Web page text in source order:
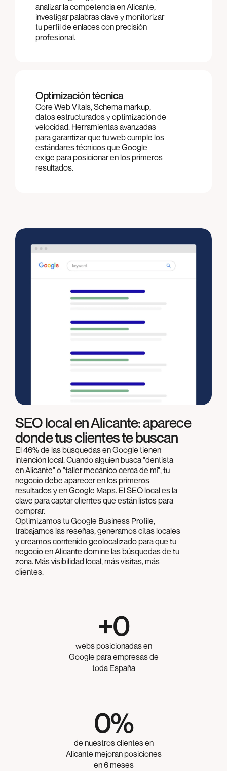
analizar la competencia en Alicante,
investigar palabras clave y monitorizar
tu perfil de enlaces con precisión
profesional.
Optimización técnica
Core Web Vitals, Schema markup,
datos estructurados y optimización de
velocidad. Herramientas avanzadas
para garantizar que tu web cumple los
estándares técnicos que Google
exige para posicionar en los primeros
resultados.
SEO local en Alicante: aparece
donde tus clientes te buscan
El 46% de las búsquedas en Google tienen
intención local. Cuando alguien busca "dentista
en Alicante" o "taller mecánico cerca de mí", tu
negocio debe aparecer en los primeros
resultados y en Google Maps. El SEO local es la
clave para captar clientes que están listos para
comprar.
Optimizamos tu Google Business Profile,
trabajamos las reseñas, generamos citas locales
y creamos contenido geolocalizado para que tu
negocio en Alicante domine las búsquedas de tu
zona. Más visibilidad local, más visitas, más
clientes.
+0
webs posicionadas en
Google para empresas de
toda España
0%
de nuestros clientes en
Alicante mejoran posiciones
en 6 meses